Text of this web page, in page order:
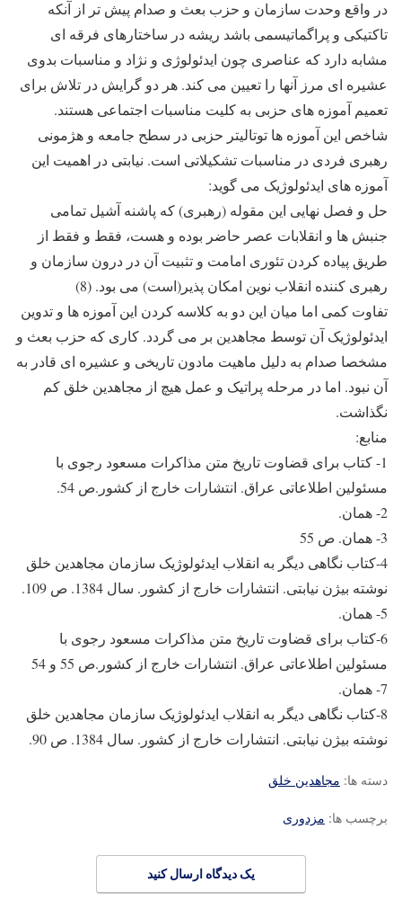
در واقع وحدت سازمان و حزب بعث و صدام پیش تر از آنکه
تاکتیکی و پراگماتیسمی باشد ریشه در ساختارهای فرقه ای
مشابه دارد که عناصری چون ایدئولوژی و نژاد و مناسبات بدوی
عشیره ای مرز آنها را تعیین می کند. هر دو گرایش در تلاش برای
تعمیم آموزه های حزبی به کلیت مناسبات اجتماعی هستند.
شاخص این آموزه ها توتالیتر حزبی در سطح جامعه و هژمونی
رهبری فردی در مناسبات تشکیلاتی است. نیابتی در اهمیت این
آموزه های ایدئولوژیک می گوید:
حل و فصل نهایی این مقوله (رهبری) که پاشنه آشیل تمامی
جنبش ها و انقلابات عصر حاضر بوده و هست، فقط و فقط از
طریق پیاده کردن تئوری امامت و تثبیت آن در درون سازمان و
رهبری کننده انقلاب نوین امکان پذیر(است) می بود. (8)
تفاوت کمی اما میان این دو به کلاسه کردن این آموزه ها و تدوین
ایدئولوژیک آن توسط مجاهدین بر می گردد. کاری که حزب بعث و
مشخصا صدام به دلیل ماهیت مادون تاریخی و عشیره ای قادر به
آن نبود. اما در مرحله پراتیک و عمل هیچ از مجاهدین خلق کم
نگذاشت.
منابع:
1- کتاب برای قضاوت تاریخ متن مذاکرات مسعود رجوی با
مسئولین اطلاعاتی عراق. انتشارات خارج از کشور.ص 54.
2- همان.
3- همان. ص 55
4-کتاب نگاهی دیگر به انقلاب ایدئولوژیک سازمان مجاهدین خلق
نوشته بیژن نیابتی. انتشارات خارج از کشور. سال 1384. ص 109.
5- همان.
6-کتاب برای قضاوت تاریخ متن مذاکرات مسعود رجوی با
مسئولین اطلاعاتی عراق. انتشارات خارج از کشور.ص 55 و 54
7- همان.
8-کتاب نگاهی دیگر به انقلاب ایدئولوژیک سازمان مجاهدین خلق
نوشته بیژن نیابتی. انتشارات خارج از کشور. سال 1384. ص 90.
دسته ها: مجاهدین خلق
برچسب ها: مزدوری
یک دیدگاه ارسال کنید